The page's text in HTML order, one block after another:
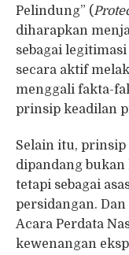
Pelindung” (
diharapkan
sebagai
secara aktif
menggali fakta-
prinsip keadilan
Selain itu,
dipandang bukan
tetapi sebagai
persidangan.
Acara Perdata
kewenangan